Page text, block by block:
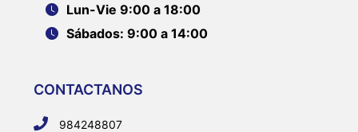
Lun-Vie 9:00 a 18:00
Sábados: 9:00 a 14:00
CONTACTANOS
984248807